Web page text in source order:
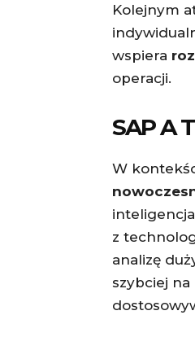
Kolejnym
wspiera
operacji.
SAP A
W
inteligencja
z
analizę
szybciej